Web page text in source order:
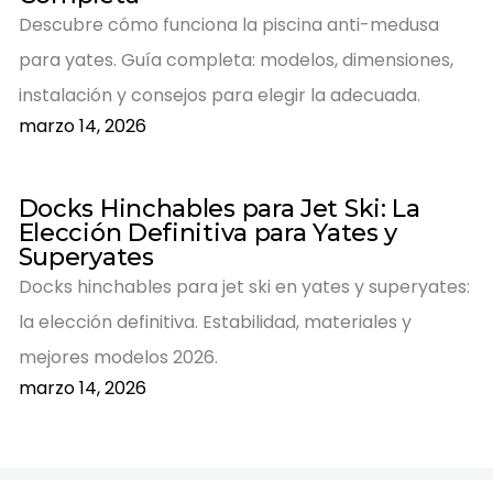
Descubre cómo funciona la piscina anti-medusa
para yates. Guía completa: modelos, dimensiones,
instalación y consejos para elegir la adecuada.
marzo 14, 2026
Docks Hinchables para Jet Ski: La
Elección Definitiva para Yates y
Superyates
Docks hinchables para jet ski en yates y superyates:
la elección definitiva. Estabilidad, materiales y
mejores modelos 2026.
marzo 14, 2026